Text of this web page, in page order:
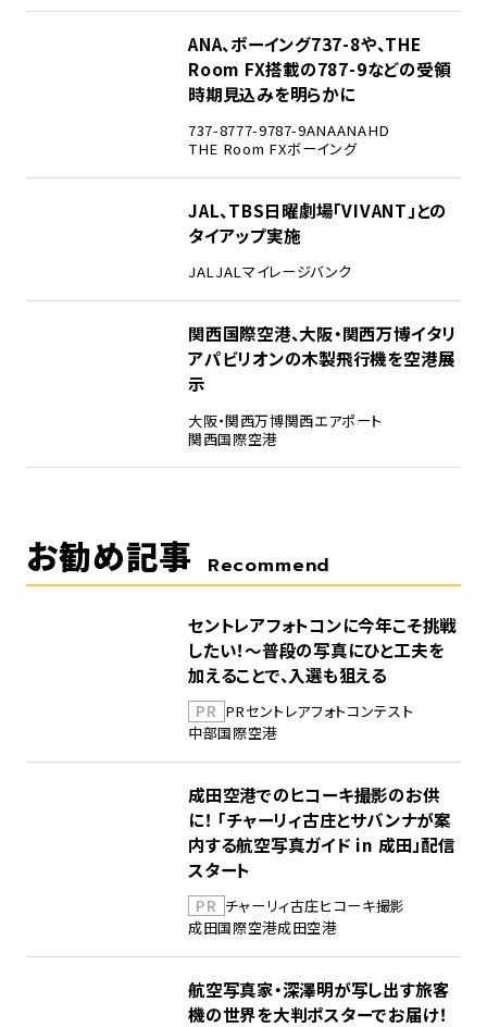
ANA、ボーイング737-8や、THE
Room FX搭載の787-9などの受領
時期見込みを明らかに
737-8777-9787-9ANAANAHD
THE Room FXボーイング
JAL、TBS日曜劇場「VIVANT」との
タイアップ実施
JALJALマイレージバンク
関西国際空港、大阪・関西万博イタリ
アパビリオンの木製飛行機を空港展
示
大阪・関西万博関西エアポート
関西国際空港
お勧め記事 Recommend
セントレアフォトコンに今年こそ挑戦
したい！～普段の写真にひと工夫を
加えることで、入選も狙える
PR PRセントレアフォトコンテスト
中部国際空港
成田空港でのヒコーキ撮影のお供
に！ 「チャーリィ古庄とサバンナが案
内する航空写真ガイド in 成田」配信
スタート
PR チャーリィ古庄ヒコーキ撮影
成田国際空港成田空港
航空写真家・深澤明が写し出す旅客
機の世界を大判ポスターでお届け！